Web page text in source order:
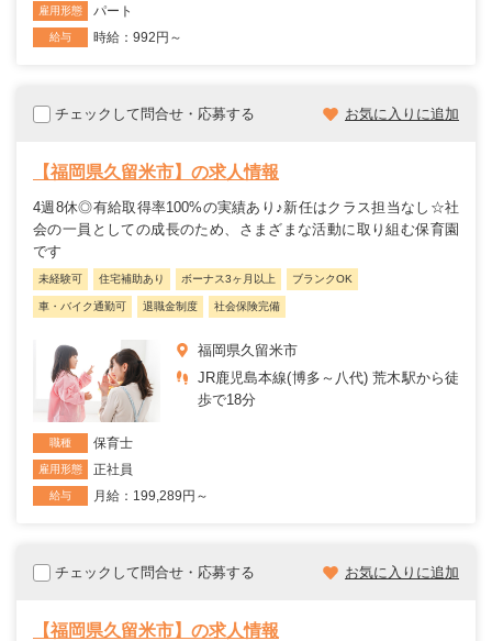
雇用形態 パート
給与 時給：992円～
チェックして問合せ・応募する お気に入りに追加
【福岡県久留米市】の求人情報
4週8休◎有給取得率100%の実績あり♪新任はクラス担当なし☆社
会の一員としての成長のため、さまざまな活動に取り組む保育園
です
未経験可 住宅補助あり ボーナス3ヶ月以上 ブランクOK
車・バイク通勤可 退職金制度 社会保険完備
福岡県久留米市
JR鹿児島本線(博多～八代) 荒木駅から徒
歩で18分
職種 保育士
雇用形態 正社員
給与 月給：199,289円～
チェックして問合せ・応募する お気に入りに追加
【福岡県久留米市】の求人情報